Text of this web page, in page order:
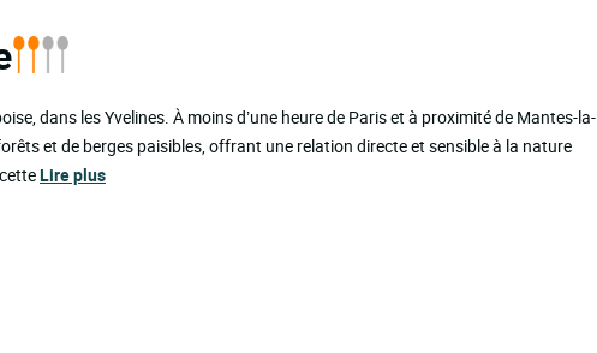
dans les Yvelines. À moins d’une heure de Paris et à proximité de Mantes-la-
et de berges paisibles, offrant une relation directe et sensible à la nature
Lire plus